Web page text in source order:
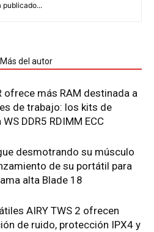
publicado...
Más del autor
ofrece más RAM destinada a
de trabajo: los kits de
DDR5 RDIMM ECC
desmotrando su músculo
de su portátil para
alta Blade 18
AIRY TWS 2 ofrecen
de ruido, protección IPX4 y